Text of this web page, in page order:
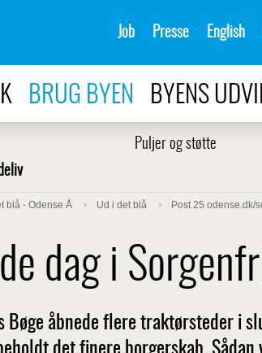
Job Presse English
BRUG BYEN BYENS
Puljer og støtte
blå - Odense Å Ud i det blå Post 25 odense.dk/
dag i
Bøge åbnede flere traktørsteder i